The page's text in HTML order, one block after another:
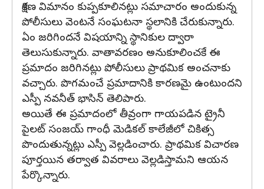
శిక్షణ విమానం కుప్పకూలినట్లు సమాచారం అందుకున్న
పోలీసులు వెంటనే సంఘటనా స్థలానికి చేరుకున్నారు.
ఏం జరిగిందనే విషయాన్ని స్థానికుల ద్వారా
తెలుసుకున్నారు. వాతావరణం అనుకూలించకే ఈ
ప్రమాదం జరిగినట్లు పోలీసులు ప్రాథమిక అంచనాకు
వచ్చారు. పొగమంచే ప్రమాదానికి కారణమై ఉంటుందని
ఎస్పీ నవనీత్ భాసిన్ తెలిపారు.
అయితే ఈ ప్రమాదంలో తీవ్రంగా గాయపడిన ట్రైనీ
పైలట్ సంజయ్ గాంధీ మెడికల్ కాలేజీలో చికిత్స
పొందుతున్నట్లు ఎస్పీ వెల్లడించారు. ప్రాథమిక విచారణ
పూర్తయిన తర్వాత వివరాలు వెల్లడిస్తామని ఆయన
పేర్కొన్నారు.